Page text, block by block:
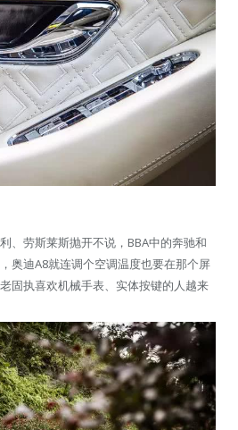
、劳斯莱斯抛开不说，BBA中的奔驰和
奥迪A8就连调个空调温度也要在那个屏
固执喜欢机械手表、实体按键的人越来